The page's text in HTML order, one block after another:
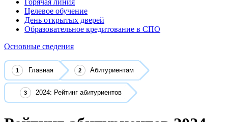
Горячая линия
Целевое обучение
День открытых дверей
Образовательное кредитование в СПО
Основные сведения
Главная Абитуриентам
2024: Рейтинг абитуриентов